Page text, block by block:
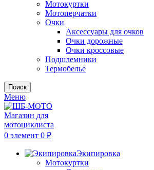
Мотокуртки
Мотоперчатки
Очки
Аксессуары для очков
Очки дорожные
Очки кроссовые
Подшлемники
Термобелье
Поиск
Меню
0 элемент 0 ₽
Экипировка
Мотокуртки